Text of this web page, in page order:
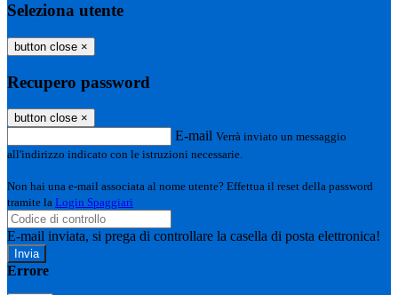
Seleziona utente
button close ×
Recupero password
button close ×
E-mail Verrà inviato un messaggio
all'indirizzo indicato con le istruzioni necessarie.
Non hai una e-mail associata al nome utente? Effettua il reset della password
tramite la Login Spaggiari
E-mail inviata, si prega di controllare la casella di posta elettronica!
Errore